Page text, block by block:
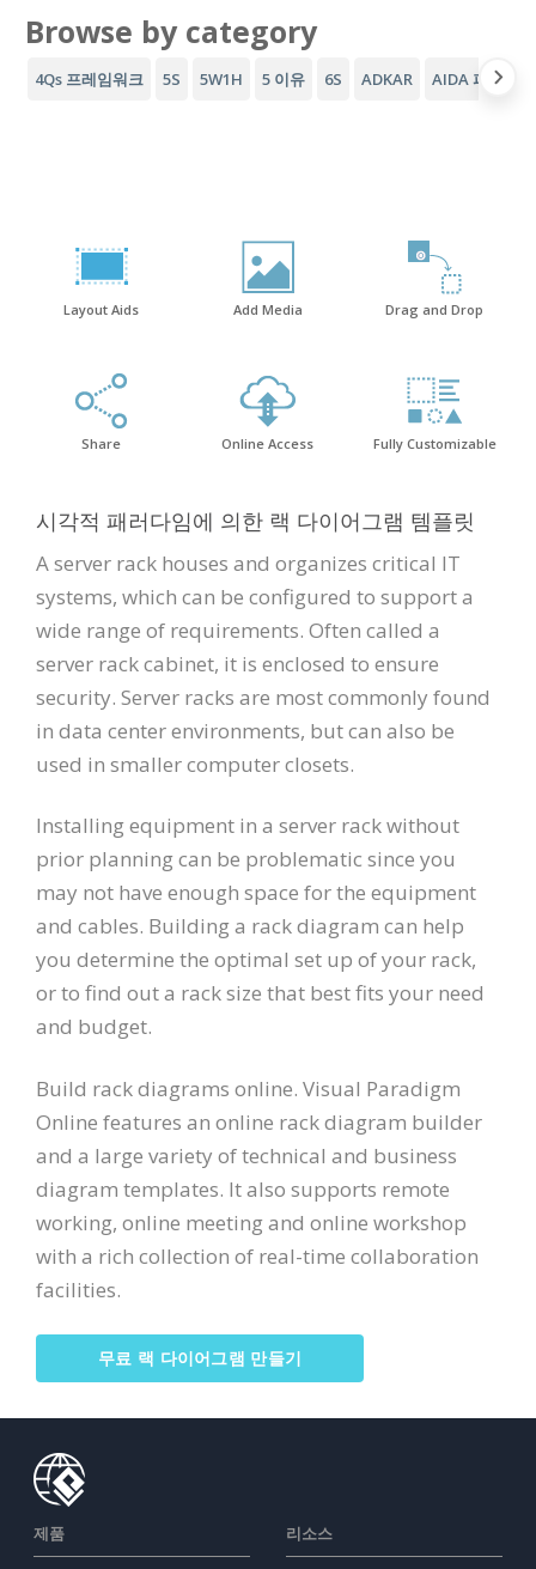
Browse by category
4Qs 프레임워크 5S 5W1H 5 이유 6S ADKAR AIDA 퍼널
Layout Aids Add Media Drag and Drop
Share Online Access Fully Customizable
시각적 패러다임에 의한 랙 다이어그램 템플릿
A server rack houses and organizes critical IT
systems, which can be configured to support a
wide range of requirements. Often called a
server rack cabinet, it is enclosed to ensure
security. Server racks are most commonly found
in data center environments, but can also be
used in smaller computer closets.
Installing equipment in a server rack without
prior planning can be problematic since you
may not have enough space for the equipment
and cables. Building a rack diagram can help
you determine the optimal set up of your rack,
or to find out a rack size that best fits your need
and budget.
Build rack diagrams online. Visual Paradigm
Online features an online rack diagram builder
and a large variety of technical and business
diagram templates. It also supports remote
working, online meeting and online workshop
with a rich collection of real-time collaboration
facilities.
무료 랙 다이어그램 만들기
제품 리소스